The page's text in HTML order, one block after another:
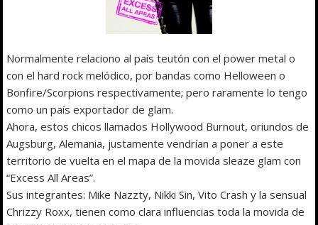
Normalmente relaciono al país teutón con el power metal o
con el hard rock melódico, por bandas como Helloween o
Bonfire/Scorpions respectivamente; pero raramente lo tengo
como un país exportador de glam.
Ahora, estos chicos llamados Hollywood Burnout, oriundos de
Augsburg, Alemania, justamente vendrían a poner a este
territorio de vuelta en el mapa de la movida sleaze glam con
“Excess All Areas”.
Sus integrantes: Mike Nazzty, Nikki Sin, Vito Crash y la sensual
Chrizzy Roxx, tienen como clara influencias toda la movida de